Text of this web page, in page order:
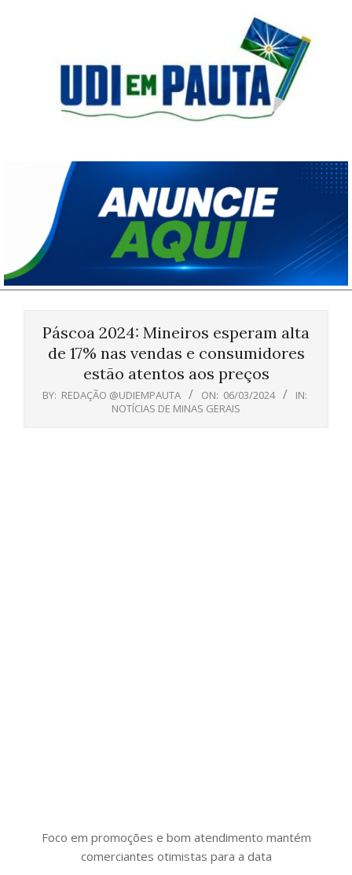
Pauta
Páscoa 2024: Mineiros esperam alta
de 17% nas vendas e consumidores
estão atentos aos preços
BY: REDAÇÃO @UDIEMPAUTA ON: 06/03/2024
IN:
NOTÍCIAS DE MINAS GERAIS
Foco em promoções e bom atendimento mantém
comerciantes otimistas para a data